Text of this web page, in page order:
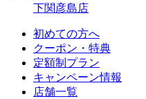
下関彦島店
初めての方へ
クーポン・特典
定額制プラン
キャンペーン情報
店舗一覧